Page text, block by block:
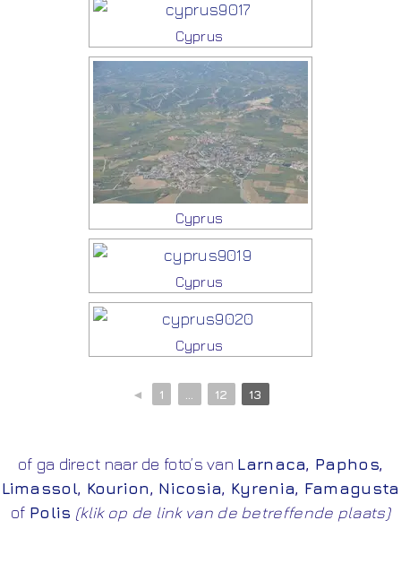
Cyprus
Cyprus
Cyprus
Cyprus
◄ 1 12 13
of ga direct naar de foto’s van Larnaca, Paphos,
Limassol, Kourion, Nicosia, Kyrenia, Famagusta
of Polis (klik op de link van de betreffende plaats)